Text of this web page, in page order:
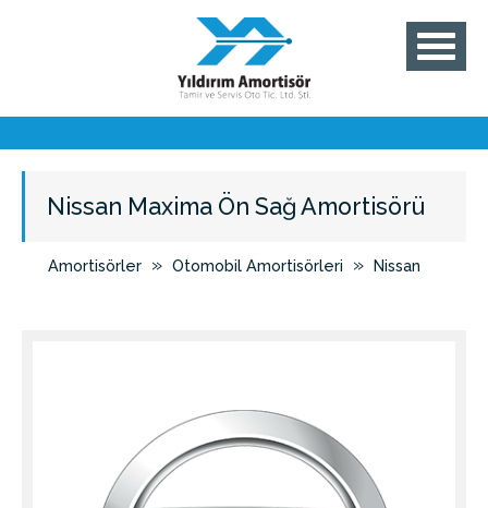
Nissan Maxima Ön Sağ Amortisörü
Amortisörler » Otomobil Amortisörleri » Nissan